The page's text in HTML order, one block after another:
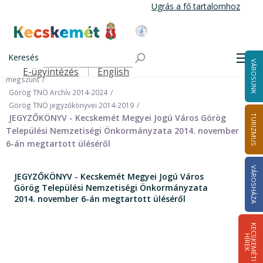
tartalomra
Ugrás a fő tartalomhoz
Kecskemét Város Honlapja
Keresés
Felső navigáció
E-ügyintézés English VÁROSUNK
TURIZMUS
VÁROSHÁZA
K
E
C
S
K
E
M
É
T
I
HÍ
R
E
K
Önkormányzat
Nemzetiségi Önkormányzatok
Görög Települési Nemzetiségi Önkormányzat (Archív) 2024.09.30-án
megszünt
Görög TNÖ Archív 2014-2024
Görög TNÖ jegyzőkönyvei 2014-2019
JEGYZŐKÖNYV - Kecskemét Megyei Jogú Város Görög
Települési Nemzetiségi Önkormányzata 2014. november
6-án megtartott üléséről
JEGYZŐKÖNYV - Kecskemét Megyei Jogú Város
Görög Települési Nemzetiségi Önkormányzata
2014. november 6-án megtartott üléséről